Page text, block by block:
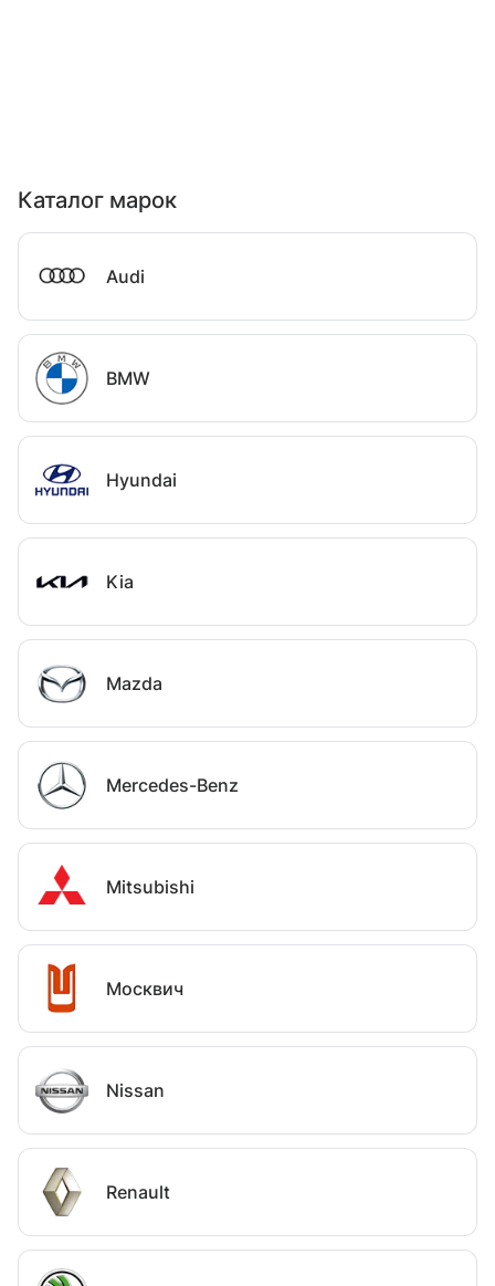
Каталог марок
Audi
BMW
Hyundai
Kia
Mazda
Mercedes-Benz
Mitsubishi
Москвич
Nissan
Renault